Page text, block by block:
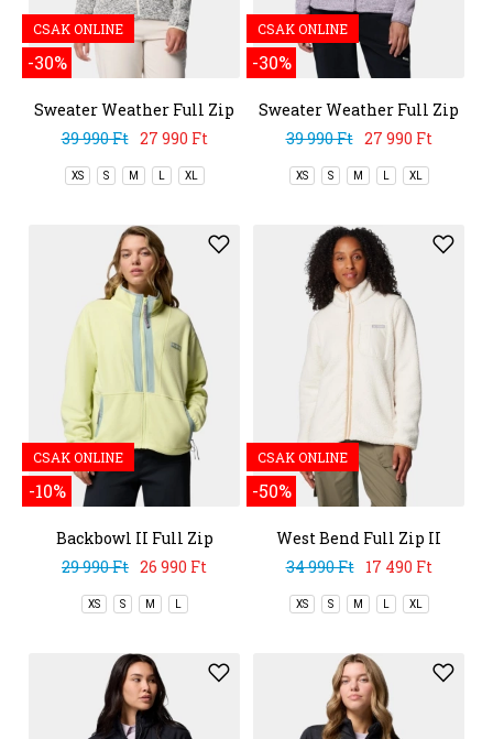
CSAK ONLINE
-30%
Sweater Weather Full Zip
39 990 Ft 27 990 Ft
XS S M L XL
CSAK ONLINE
-30%
Sweater Weather Full Zip
39 990 Ft 27 990 Ft
XS S M L XL
CSAK ONLINE
-10%
Backbowl II Full Zip
Fleece
29 990 Ft 26 990 Ft
XS S M L
CSAK ONLINE
-50%
West Bend Full Zip II
34 990 Ft
17 490 Ft
XS S M L XL